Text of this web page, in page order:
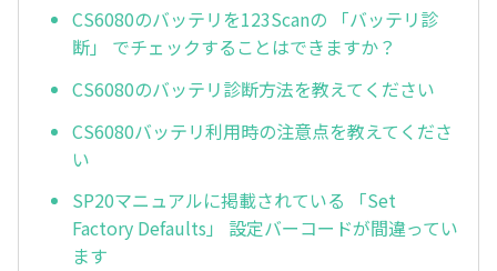
CS6080のバッテリを123Scanの 「バッテリ診
断」 でチェックすることはできますか？
CS6080のバッテリ診断方法を教えてください
CS6080バッテリ利用時の注意点を教えてくださ
い
SP20マニュアルに掲載されている 「Set
Factory Defaults」 設定バーコードが間違ってい
ます